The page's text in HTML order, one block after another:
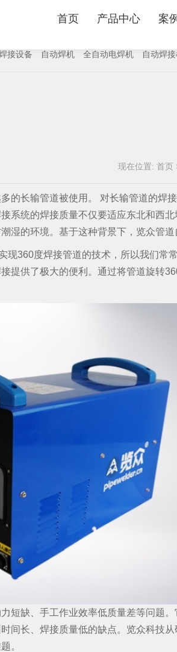
首页 产品中心 案
接设备 自动焊机 全自动电焊机 自动焊
现在位置: 首页
的长输管道被使用。 对长输管道的焊
系统的焊接质量不仅要适应东北和西
湿的环境。基于这种背景下，览众管道
现360度焊接管道的技术，所以我们常
提供了极大的便利。通过将管道旋转
短缺、手工作业效率低质量差等问题
间长、焊接质量低的缺点。览众科技
。